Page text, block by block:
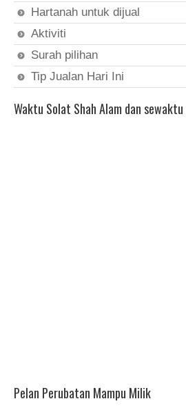
Hartanah untuk dijual
Aktiviti
Surah pilihan
Tip Jualan Hari Ini
Waktu Solat Shah Alam dan sewaktu
Pelan Perubatan Mampu Milik